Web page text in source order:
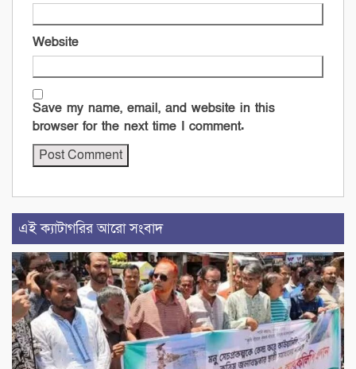
Website
Save my name, email, and website in this
browser for the next time I comment.
এই ক্যাটাগরির আরো সংবাদ